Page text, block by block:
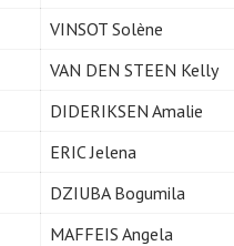
VINSOT Solène
VAN DEN STEEN Kelly
DIDERIKSEN Amalie
ERIC Jelena
DZIUBA Bogumila
MAFFEIS Angela